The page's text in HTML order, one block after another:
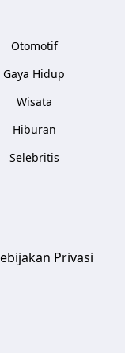
Otomotif
Gaya Hidup
Wisata
Hiburan
Selebritis
Privasi